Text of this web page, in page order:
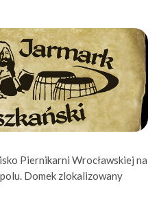
Piernikarni Wrocławskiej na
Domek zlokalizowany